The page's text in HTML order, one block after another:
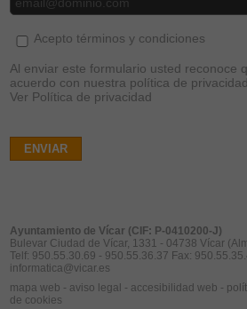
Acepto términos y condiciones
Al enviar este formulario usted reconoce
acuerdo con nuestra política de privacidad
Ver Política de privacidad
ENVIAR
Ayuntamiento de Vícar (CIF: P-0410200-J)
Bulevar Ciudad de Vícar, 1331 - 04738 Vícar
Telf: 950.55.30.69 - 950.55.36.37 Fax:
informatica@vicar.es
mapa web - aviso legal - accesibilidad web -
de cookies